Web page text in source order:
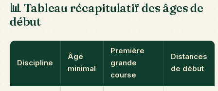
📊 Tableau récapitulatif des âges de
début
Discipline
Âge
minimal
Première
grande
course
Distances
de début